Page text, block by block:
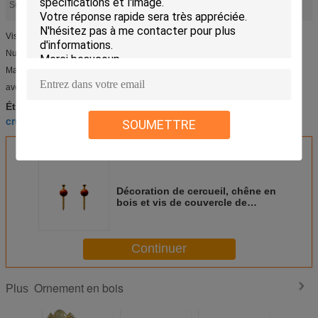
SOUMETTRE
Surligner:
décoration de cercueil,décoration funèbre
Vis en bois de haute qualité pour le couvercle de cercueil
Numéro de type : DW003
Matériel : Chêne
avec la peinture cutomerized
Étiquettes:
crucifix en bois
Décoration de cercueil, chêne en
bois et vis de couvercle de
Continuer
Plus Ornement en bois